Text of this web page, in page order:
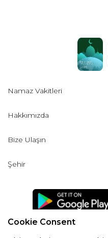
Cookie Consent
Namaz Vakitleri
Hakkımızda
Bize Ulaşın
Şehir